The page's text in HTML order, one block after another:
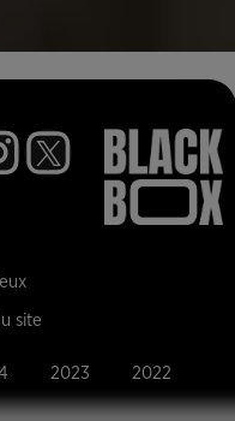
site
2023 2022